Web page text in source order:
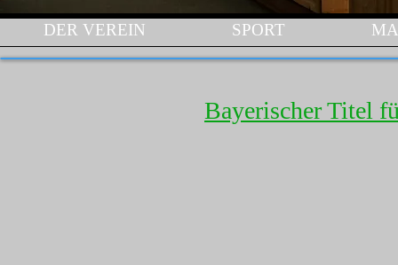
DER VEREIN SPORT
Bayerischer Titel